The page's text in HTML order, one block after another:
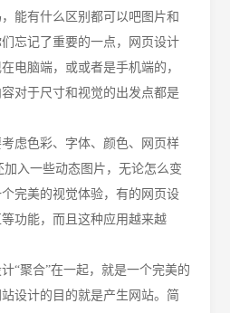
能有什么区别都可以吧图片和
忘记了重要的一点，网页设计
电脑端，或或者是手机端的，
对于尺寸和视觉的出发点都是
虑色彩、字体、颜色、网页样
加入一些动态图片，无论怎么变
完美的视觉体验，有的网页设
功能，而且这种应用越来越
计“聚合”在一起，就是一个完美的
设计的目的就是产生网站。简